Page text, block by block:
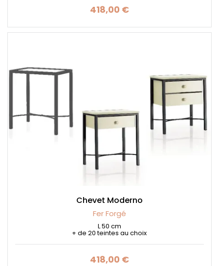
Prix
418,00 €
Chevet Moderno
Fer Forgé
L 50 cm
+ de 20 teintes au choix
Prix
418,00 €